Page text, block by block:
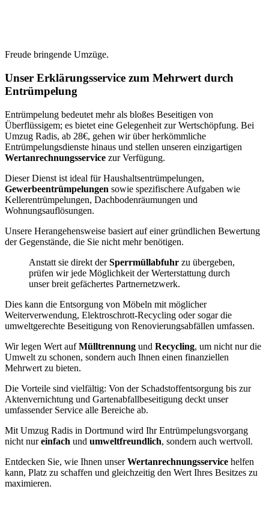
Freude bringende Umzüge.
Unser Erklärungsservice zum Mehrwert durch
Entrümpelung
Entrümpelung bedeutet mehr als bloßes Beseitigen von
Überflüssigem; es bietet eine Gelegenheit zur Wertschöpfung. Bei
Umzug Radis, ab 28€, gehen wir über herkömmliche
Entrümpelungsdienste hinaus und stellen unseren einzigartigen
Wertanrechnungsservice zur Verfügung.
Dieser Dienst ist ideal für Haushaltsentrümpelungen,
Gewerbeentrümpelungen sowie spezifischere Aufgaben wie
Kellerentrümpelungen, Dachbodenräumungen und
Wohnungsauflösungen.
Unsere Herangehensweise basiert auf einer gründlichen Bewertung
der Gegenstände, die Sie nicht mehr benötigen.
Anstatt sie direkt derSperrmüllabfuhr zu übergeben,
prüfen wir jede Möglichkeit der Werterstattung durch
unser breit gefächertes Partnernetzwerk.
Dies kann die Entsorgung von Möbeln mit möglicher
Weiterverwendung, Elektroschrott-Recycling oder sogar die
umweltgerechte Beseitigung von Renovierungsabfällen umfassen.
Wir legen Wert aufMülltrennung und Recycling, um nicht nur die
Umwelt zu schonen, sondern auch Ihnen einen finanziellen
Mehrwert zu bieten.
Die Vorteile sind vielfältig: Von der Schadstoffentsorgung bis zur
Aktenvernichtung und Gartenabfallbeseitigung deckt unser
umfassender Service alle Bereiche ab.
Mit Umzug Radis in Dortmund wird Ihr Entrümpelungsvorgang
nicht nureinfach und umweltfreundlich, sondern auch wertvoll.
Entdecken Sie, wie Ihnen unserWertanrechnungsservice helfen
kann, Platz zu schaffen und gleichzeitig den Wert Ihres Besitzes zu
maximieren.